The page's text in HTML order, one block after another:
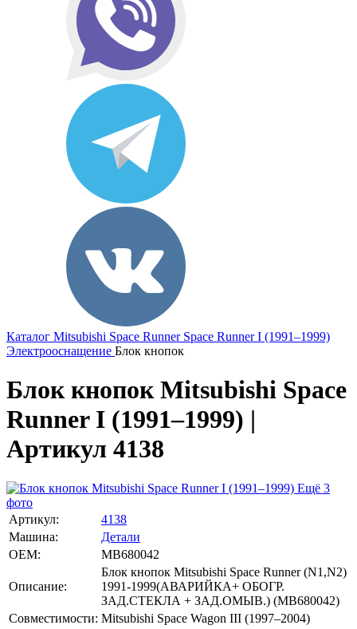
Каталог Mitsubishi Space Runner Space Runner I (1991–1999)
Электрооснащение Блок кнопок
Блок кнопок Mitsubishi Space
Runner I (1991–1999) |
Артикул 4138
Ещё 3
фото
Артикул:
4138
Машина:
Детали
OEM:
MB680042
Описание:
Блок кнопок Mitsubishi Space Runner (N1,N2)
1991-1999(АВАРИЙКА+ ОБОГР.
ЗАД.СТЕКЛА + ЗАД.ОМЫВ.) (MB680042)
Совместимости: Mitsubishi Space Wagon III (1997–2004)